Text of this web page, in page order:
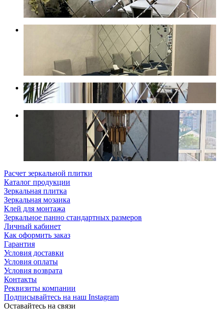
Расчет зеркальной плитки
Каталог продукции
Зеркальная плитка
Зеркальная мозаика
Клей для монтажа
Зеркальное панно стандартных размеров
Личный кабинет
Как оформить заказ
Гарантия
Условия доставки
Условия оплаты
Условия возврата
Контакты
Реквизиты компании
Подписывайтесь на наш Instagram
Оставайтесь на связи